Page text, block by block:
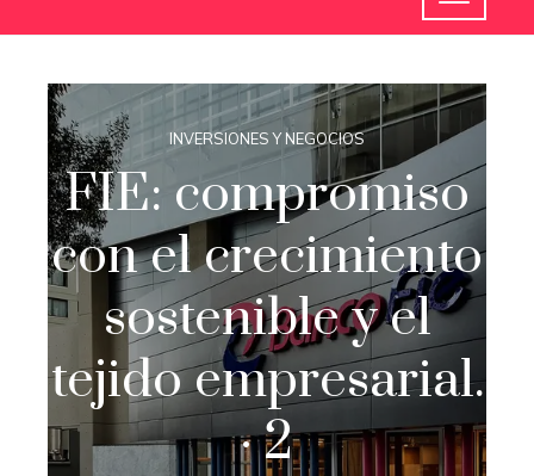
INVERSIONES Y NEGOCIOS
FIE: compromiso
con el crecimiento
sostenible y el
tejido empresarial.
· 2